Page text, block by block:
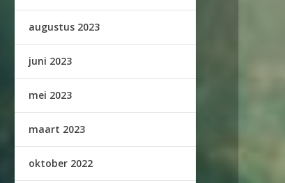
augustus 2023
juni 2023
mei 2023
maart 2023
oktober 2022